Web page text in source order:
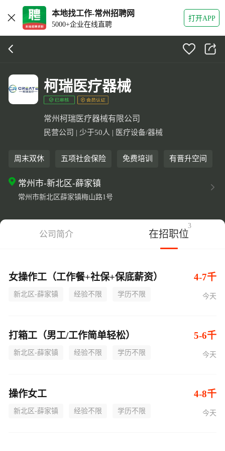
本地找工作-常州招聘网
5000+企业在线直聘
打开APP
柯瑞医疗器械
常州柯瑞医疗器械有限公司
民营公司 | 少于50人 | 医疗设备/器械
周末双休 五项社会保险 免费培训 有晋升空间
常州市-新北区-薛家镇
常州市新北区薛家镇梅山路1号
公司简介 在招职位
3
女操作工（工作餐+社保+保底薪资） 4-7千
新北区-薛家镇 经验不限 学历不限 今天
打箱工（男工/工作简单轻松） 5-6千
新北区-薛家镇 经验不限 学历不限 今天
操作女工 4-8千
新北区-薛家镇 经验不限 学历不限 今天